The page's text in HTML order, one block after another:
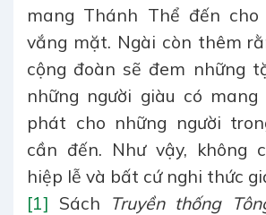
mang Thánh Thể đến cho
vắng mặt. Ngài còn thêm
cộng đoàn sẽ đem những
những người giàu có
phát cho những người
cần đến. Như vậy, không
hiệp lễ và bất cứ nghi thức
[1] Sách Truyền thống